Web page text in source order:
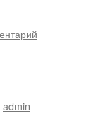
admin